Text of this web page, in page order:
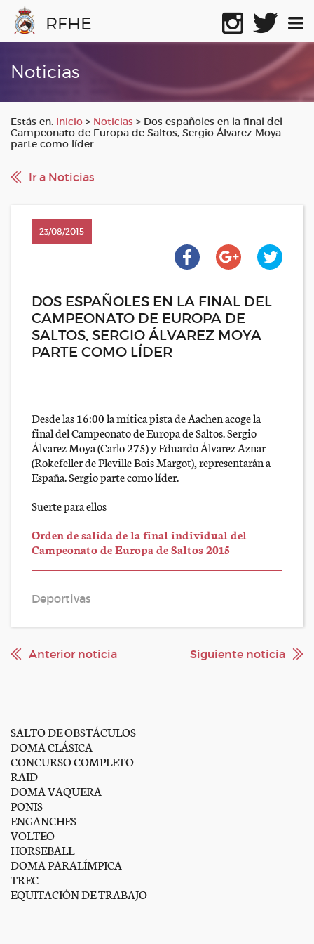
RFHE
Noticias
Estás en: Inicio > Noticias > Dos españoles en la final del
Campeonato de Europa de Saltos, Sergio Álvarez Moya
parte como líder
Ir a Noticias
23/08/2015
DOS ESPAÑOLES EN LA FINAL DEL
CAMPEONATO DE EUROPA DE
SALTOS, SERGIO ÁLVAREZ MOYA
PARTE COMO LÍDER
Desde las 16:00 la mítica pista de Aachen acoge la
final del Campeonato de Europa de Saltos. Sergio
Álvarez Moya (Carlo 275) y Eduardo Álvarez Aznar
(Rokefeller de Pleville Bois Margot), representarán a
España. Sergio parte como líder.
Suerte para ellos
Orden de salida de la final individual del
Campeonato de Europa de Saltos 2015
Deportivas
Anterior noticia Siguiente noticia
SALTO DE OBSTÁCULOS
DOMA CLÁSICA
CONCURSO COMPLETO
RAID
DOMA VAQUERA
PONIS
ENGANCHES
VOLTEO
HORSEBALL
DOMA PARALÍMPICA
TREC
EQUITACIÓN DE TRABAJO